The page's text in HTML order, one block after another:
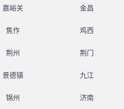
嘉峪关 金昌
焦作 鸡西
荆州 荆门
景德镇 九江
锦州 济南